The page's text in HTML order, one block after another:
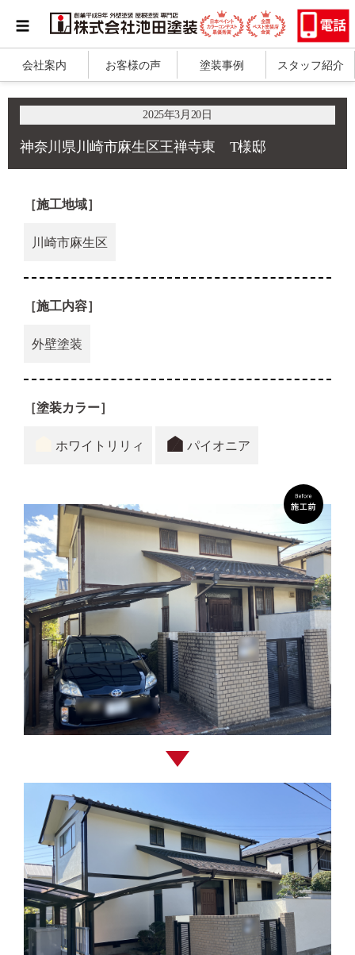
会社案内 お客様の声 塗装事例 スタッフ紹介
2025年3月20日
神奈川県川崎市麻生区王禅寺東 T様邸
［施工地域］
川崎市麻生区
［施工内容］
外壁塗装
［塗装カラー］
ホワイトリリィ パイオニア